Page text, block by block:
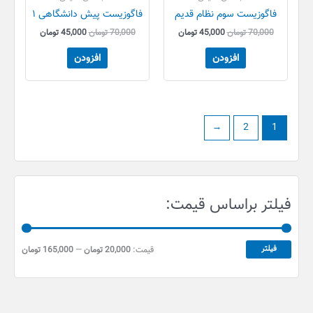
فیلتر براساس قیمت:
اا
فیلتر قیمت: 20,000 تومان — 165,000 تومان
فاگوزیست سوم نظام قدیم
70,000تومان45,000تومان
افزودن
فاگوزیست پیش دانشگاهی ۱
70,000تومان45,000تومان
افزودن
1
2
←